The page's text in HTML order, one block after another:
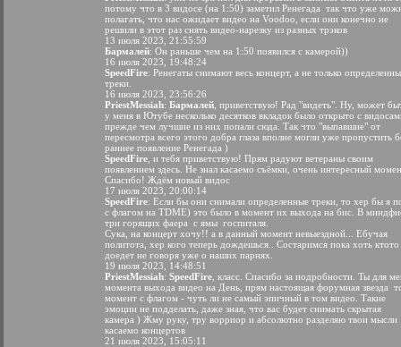
потому что в 3 видосе (на 1:50) заметил Ренегада так что уже
полагать, что нас ожидает видео на Voodoo, если они конечно не
решили в этот раз снять видео-нарезку из разных трэков
13 июля 2023, 21:55:59
Бармалей: Он раньше чем на 1:50 появился с камерой))
16 июля 2023, 19:48:24
SpeedFire: Ренегаты снимают весь концерт, а не только
треки.
16 июля 2023, 23:56:26
PriestMessiah: Бармалей , приветствую! Рад "видеть". Ну, может
у меня в Ютубе несколько десятков вкладок было открыто с
прежде чем лучшие из них попали сюда. Так что "выпавшие" от
пересмотра всего этого добра глаза вполне могли уже пропустить
раннее появление Ренегада )
SpeedFire , и тебя приветствую! Прям радуют ветераны своим
появлением здесь. Не знал касаемо съёмки, очень интересный
Спасибо! Ждём новый видос
17 июля 2023, 20:00:14
SpeedFire: Если бы они снимали определенные треки, то хер бы я
с флагом на TDME) это было в момент их выхода на бис. В
три горящих фаера с ямы госпиталя.
Сука, на концерт хочу!! а в данный момент невыездной... Ебучая
политота, хер кого теперь дождешься.. Состаримся пока хоть ктото
доедет не говоря уже о наших парнях.
19 июля 2023, 14:48:51
PriestMessiah: SpeedFire , класс. Спасибо за подробности. Ты для
момента выхода видео на День, прям настоящая форумная звезда
момент с флагом - чуть ли не самый эпичный в том видео. Такие
эмоции не подделать, даже зная, что вас будет снимать скрытая
камера ) Жму руку, тру ворриор и абсолютно разделяю твои мысли
касаемо концертов
21 июля 2023, 15:05:11